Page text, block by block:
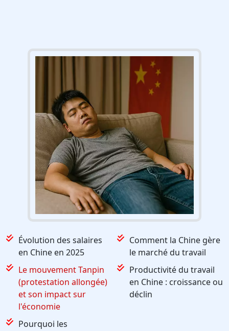
Évolution des salaires
en Chine en 2025
Comment la Chine gère
le marché du travail
Le mouvement Tanpin
(protestation allongée)
et son impact sur
l'économie
Productivité du travail
en Chine : croissance ou
déclin
Pourquoi les